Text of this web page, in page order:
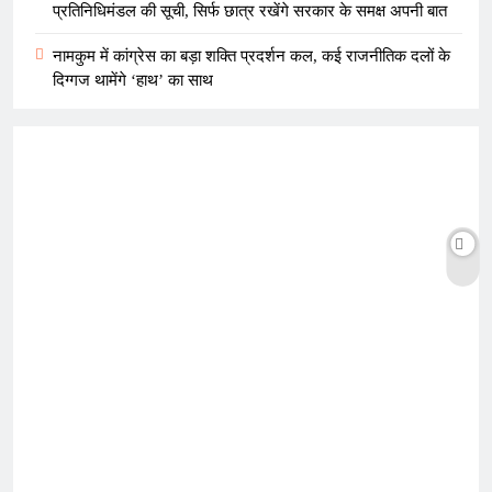
प्रतिनिधिमंडल की सूची, सिर्फ छात्र रखेंगे सरकार के समक्ष अपनी बात
नामकुम में कांग्रेस का बड़ा शक्ति प्रदर्शन कल, कई राजनीतिक दलों के
दिग्गज थामेंगे ‘हाथ’ का साथ